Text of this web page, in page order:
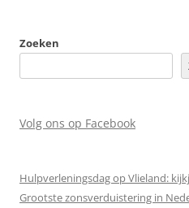
Zoeken
Volg ons op Facebook
Hulpverleningsdag op Vlieland:
Grootste zonsverduistering in